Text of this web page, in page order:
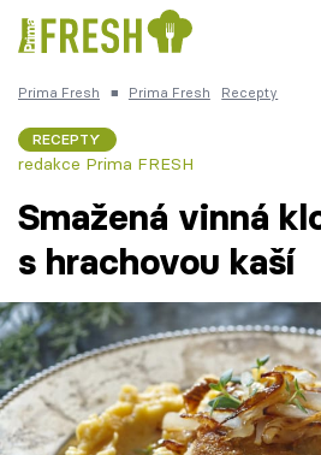
Česká kuchyně Čokoláda
Témata
Recepty
Články
Prima Fresh ■ Prima Fresh Recepty
RECEPTY
redakce Prima FRESH
Smažená vinná
s hrachovou kaší